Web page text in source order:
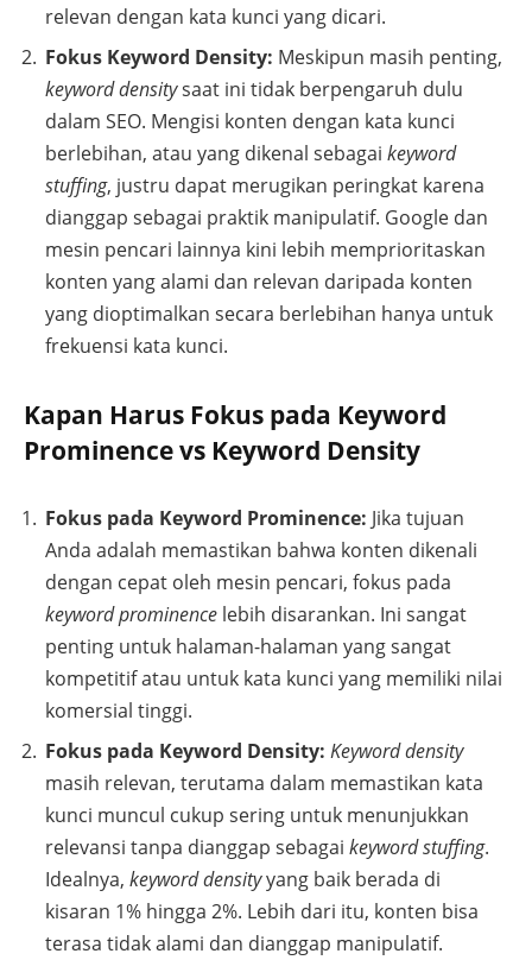
relevan dengan kata kunci yang dicari.
Fokus Keyword Density: Meskipun masih penting,
keyword densitysaat ini tidak berpengaruh dulu
dalam SEO. Mengisi konten dengan kata kunci
berlebihan, atau yang dikenal sebagai keyword
stuffing, justru dapat merugikan peringkat karena
dianggap sebagai praktik manipulatif. Google dan
mesin pencari lainnya kini lebih memprioritaskan
konten yang alami dan relevan daripada konten
yang dioptimalkan secara berlebihan hanya untuk
frekuensi kata kunci.
Kapan Harus Fokus pada Keyword
Prominence vs Keyword Density
Fokus pada Keyword Prominence: Jika tujuan
Anda adalah memastikan bahwa konten dikenali
dengan cepat oleh mesin pencari, fokus pada
keyword prominence lebih disarankan. Ini sangat
penting untuk halaman-halaman yang sangat
kompetitif atau untuk kata kunci yang memiliki nilai
komersial tinggi.
Fokus pada Keyword Density: Keyword density
masih relevan, terutama dalam memastikan kata
kunci muncul cukup sering untuk menunjukkan
relevansi tanpa dianggap sebagai keyword stuffing.
Idealnya, keyword densityyang baik berada di
kisaran 1% hingga 2%. Lebih dari itu, konten bisa
terasa tidak alami dan dianggap manipulatif.